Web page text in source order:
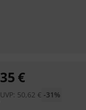
35 €
UVP: 50,62 € -31%